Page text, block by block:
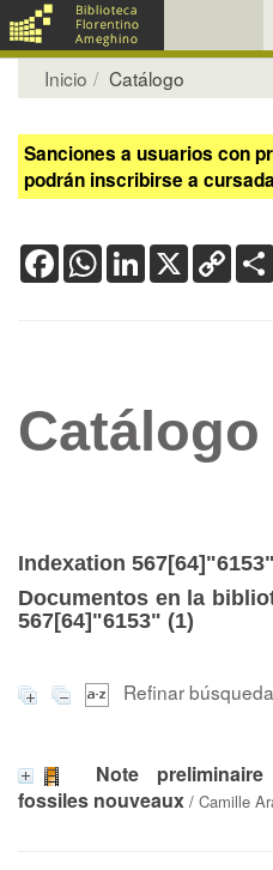
Inicio Catálogo
Sanciones a usuarios con
podrán inscribirse a
FacebookWhatsApp
LinkedIn
X Copy
Link
Catálogo
Indexation 567[64]"6153"
Documentos en la
567[64]"6153" (1)
Refinar búsqueda
Note
fossiles nouveaux / Camille